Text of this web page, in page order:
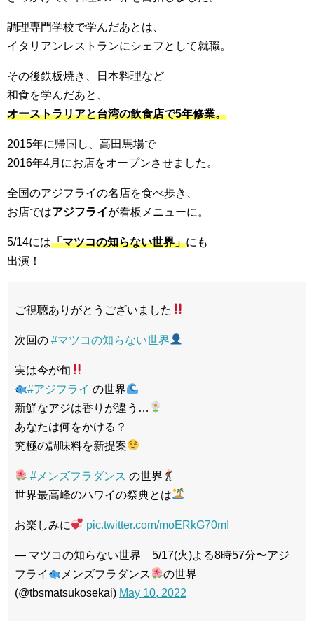
調理専門学校で学んだあとは、
イタリアンレストランにシェフとして就職。
その後鉄板焼き、日本料理など
和食を学んだあと、
オーストラリアと台湾の飲食店で5年修業。
2015年に帰国し、高田馬場で
2016年4月にお店をオープンさせました。
全国のアジフライの名店を食べ歩き、
お店ではアジフライが看板メニューに。
5/14には「マツコの知らない世界」にも
出演！
ご視聴ありがとうございました
次回の #マツコの知らない世界
実は今が旬
#アジフライ の世界
新鮮なアジは香りが違う…
あなたは何をかける？
究極の調味料を新提案
#メンズフラダンス の世界
世界最高峰のハワイの祭典とは
お楽しみに pic.twitter.com/moERkG70mI
— マツコの知らない世界 5/17(火)よる8時57分〜アジ
フライ
メンズフラダンス
の世界
(@tbsmatsukosekai) May 10, 2022